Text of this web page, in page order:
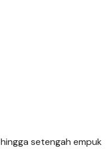
setengah empuk